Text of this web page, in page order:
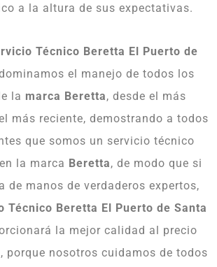
a la altura de sus expectativas.
Técnico Beretta El Puerto de
el manejo de todos los
la marca Beretta, desde el más
más reciente, demostrando a todos
que somos un servicio técnico
la marca Beretta, de modo que si
de manos de verdaderos expertos,
Técnico Beretta El Puerto de Santa
la mejor calidad al precio
porque nosotros cuidamos de todos